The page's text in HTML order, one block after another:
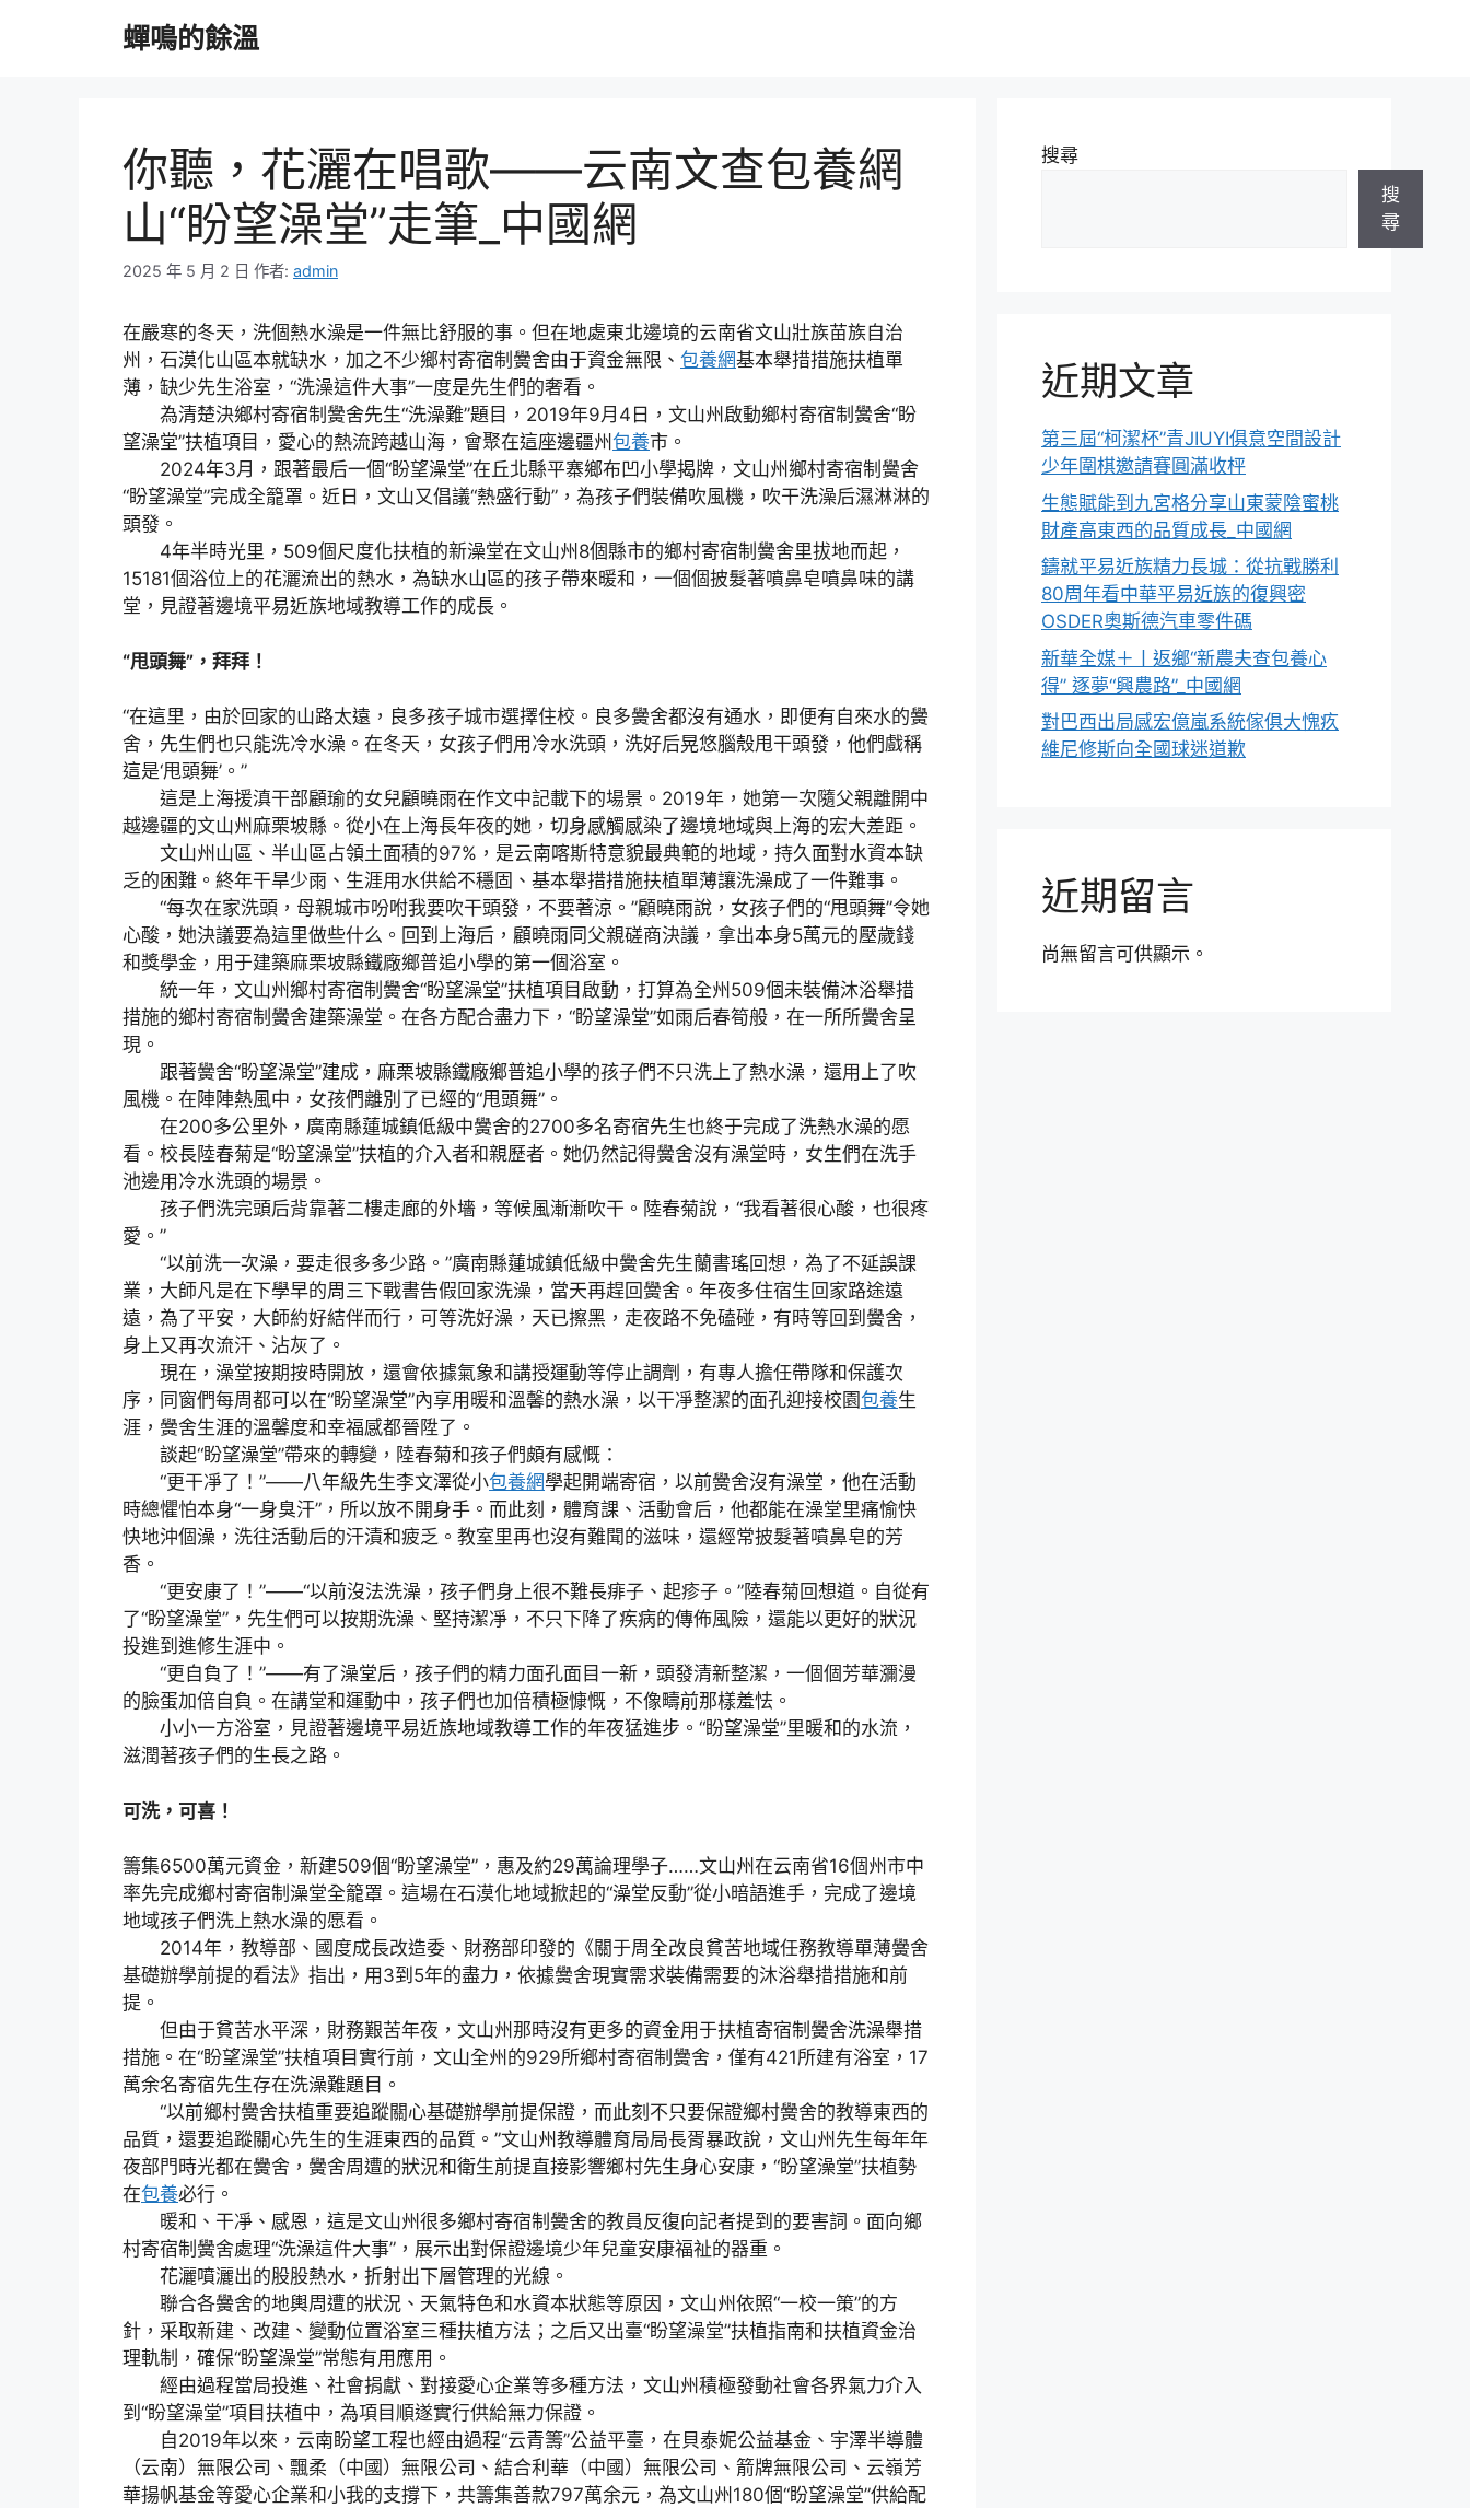
蟬鳴的餘溫
你聽，花灑在唱歌——云南文查包養網
山“盼望澡堂”走筆_中國網
2025 年 5 月 2 日 作者: admin
在嚴寒的冬天，洗個熱水澡是一件無比舒服的事。但在地處東北邊境的云南省文山壯族苗族自治
州，石漠化山區本就缺水，加之不少鄉村寄宿制黌舍由于資金無限、 包養網基本舉措措施扶植單
薄，缺少先生浴室，“洗澡這件大事”一度是先生們的奢看。
為清楚決鄉村寄宿制黌舍先生“洗澡難”題目，2019年9月4日，文山州啟動鄉村寄宿制黌舍“盼
望澡堂”扶植項目，愛心的熱流跨越山海，會聚在這座邊疆州包養市。
2024年3月，跟著最后一個“盼望澡堂”在丘北縣平寨鄉布凹小學揭牌，文山州鄉村寄宿制黌舍
“盼望澡堂”完成全籠罩。近日，文山又倡議“熱盛行動”，為孩子們裝備吹風機，吹干洗澡后濕淋淋的
頭發。
4年半時光里，509個尺度化扶植的新澡堂在文山州8個縣市的鄉村寄宿制黌舍里拔地而起，
15181個浴位上的花灑流出的熱水，為缺水山區的孩子帶來暖和，一個個披髮著噴鼻皂噴鼻味的講
堂，見證著邊境平易近族地域教導工作的成長。
“甩頭舞”，拜拜！
“在這里，由於回家的山路太遠，良多孩子城市選擇住校。良多黌舍都沒有通水，即便有自來水的黌
舍，先生們也只能洗冷水澡。在冬天，女孩子們用冷水洗頭，洗好后晃悠腦殼甩干頭發，他們戲稱
這是‘甩頭舞’。”
這是上海援滇干部顧瑜的女兒顧曉雨在作文中記載下的場景。2019年，她第一次隨父親離開中
越邊疆的文山州麻栗坡縣。從小在上海長年夜的她，切身感觸感染了邊境地域與上海的宏大差距。
文山州山區、半山區占領土面積的97%，是云南喀斯特意貌最典範的地域，持久面對水資本缺
乏的困難。終年干旱少雨、生涯用水供給不穩固、基本舉措措施扶植單薄讓洗澡成了一件難事。
“每次在家洗頭，母親城市吩咐我要吹干頭發，不要著涼。”顧曉雨說，女孩子們的“甩頭舞”令她
心酸，她決議要為這里做些什么。回到上海后，顧曉雨同父親磋商決議，拿出本身5萬元的壓歲錢
和獎學金，用于建築麻栗坡縣鐵廠鄉普追小學的第一個浴室。
統一年，文山州鄉村寄宿制黌舍“盼望澡堂”扶植項目啟動，打算為全州509個未裝備沐浴舉措
措施的鄉村寄宿制黌舍建築澡堂。在各方配合盡力下，“盼望澡堂”如雨后春筍般，在一所所黌舍呈
現。
跟著黌舍“盼望澡堂”建成，麻栗坡縣鐵廠鄉普追小學的孩子們不只洗上了熱水澡，還用上了吹
風機。在陣陣熱風中，女孩們離別了已經的“甩頭舞”。
在200多公里外，廣南縣蓮城鎮低級中黌舍的2700多名寄宿先生也終于完成了洗熱水澡的愿
看。校長陸春菊是“盼望澡堂”扶植的介入者和親歷者。她仍然記得黌舍沒有澡堂時，女生們在洗手
池邊用冷水洗頭的場景。
孩子們洗完頭后背靠著二樓走廊的外墻，等候風漸漸吹干。陸春菊說，“我看著很心酸，也很疼
愛。”
“以前洗一次澡，要走很多多少路。”廣南縣蓮城鎮低級中黌舍先生蘭書瑤回想，為了不延誤課
業，大師凡是在下學早的周三下戰書告假回家洗澡，當天再趕回黌舍。年夜多住宿生回家路途遠
遠，為了平安，大師約好結伴而行，可等洗好澡，天已擦黑，走夜路不免磕碰，有時等回到黌舍，
身上又再次流汗、沾灰了。
現在，澡堂按期按時開放，還會依據氣象和講授運動等停止調劑，有專人擔任帶隊和保護次
序，同窗們每周都可以在“盼望澡堂”內享用暖和溫馨的熱水澡，以干凈整潔的面孔迎接校園包養生
涯，黌舍生涯的溫馨度和幸福感都晉陞了。
談起“盼望澡堂”帶來的轉變，陸春菊和孩子們頗有感慨：
“更干凈了！”——八年級先生李文澤從小包養網學起開端寄宿，以前黌舍沒有澡堂，他在活動
時總懼怕本身“一身臭汗”，所以放不開身手。而此刻，體育課、活動會后，他都能在澡堂里痛愉快
快地沖個澡，洗往活動后的汗漬和疲乏。教室里再也沒有難聞的滋味，還經常披髮著噴鼻皂的芳
香。
“更安康了！”——“以前沒法洗澡，孩子們身上很不難長痱子、起疹子。”陸春菊回想道。自從有
了“盼望澡堂”，先生們可以按期洗澡、堅持潔凈，不只下降了疾病的傳佈風險，還能以更好的狀況
投進到進修生涯中。
“更自負了！”——有了澡堂后，孩子們的精力面孔面目一新，頭發清新整潔，一個個芳華瀰漫
的臉蛋加倍自負。在講堂和運動中，孩子們也加倍積極慷慨，不像疇前那樣羞怯。
小小一方浴室，見證著邊境平易近族地域教導工作的年夜猛進步。“盼望澡堂”里暖和的水流，
滋潤著孩子們的生長之路。
可洗，可喜！
籌集6500萬元資金，新建509個“盼望澡堂”，惠及約29萬論理學子……文山州在云南省16個州市中
率先完成鄉村寄宿制澡堂全籠罩。這場在石漠化地域掀起的“澡堂反動”從小暗語進手，完成了邊境
地域孩子們洗上熱水澡的愿看。
2014年，教導部、國度成長改造委、財務部印發的《關于周全改良貧苦地域任務教導單薄黌舍
基礎辦學前提的看法》指出，用3到5年的盡力，依據黌舍現實需求裝備需要的沐浴舉措措施和前
提。
但由于貧苦水平深，財務艱苦年夜，文山州那時沒有更多的資金用于扶植寄宿制黌舍洗澡舉措
措施。在“盼望澡堂”扶植項目實行前，文山全州的929所鄉村寄宿制黌舍，僅有421所建有浴室，17
萬余名寄宿先生存在洗澡難題目。
“以前鄉村黌舍扶植重要追蹤關心基礎辦學前提保證，而此刻不只要保證鄉村黌舍的教導東西的
品質，還要追蹤關心先生的生涯東西的品質。”文山州教導體育局局長胥暴政說，文山州先生每年年
夜部門時光都在黌舍，黌舍周遭的狀況和衛生前提直接影響鄉村先生身心安康，“盼望澡堂”扶植勢
在包養必行。
暖和、干凈、感恩，這是文山州很多鄉村寄宿制黌舍的教員反復向記者提到的要害詞。面向鄉
村寄宿制黌舍處理“洗澡這件大事”，展示出對保證邊境少年兒童安康福祉的器重。
花灑噴灑出的股股熱水，折射出下層管理的光線。
聯合各黌舍的地輿周遭的狀況、天氣特色和水資本狀態等原因，文山州依照“一校一策”的方
針，采取新建、改建、變動位置浴室三種扶植方法；之后又出臺“盼望澡堂”扶植指南和扶植資金治
理軌制，確保“盼望澡堂”常態有用應用。
經由過程當局投進、社會捐獻、對接愛心企業等多種方法，文山州積極發動社會各界氣力介入
到“盼望澡堂”項目扶植中，為項目順遂實行供給無力保證。
自2019年以來，云南盼望工程也經由過程“云青籌”公益平臺，在貝泰妮公益基金、宇澤半導體
（云南）無限公司、飄柔（中國）無限公司、結合利華（中國）無限公司、箭牌無限公司、云嶺芳
華揚帆基金等愛心企業和小我的支撐下，共籌集善款797萬余元，為文山州180個“盼望澡堂”供給配
搜尋
搜
尋
近期文章
第三屆“柯潔杯”青JIUYI俱意空間設計
少年圍棋邀請賽圓滿收枰
生態賦能到九宮格分享山東蒙陰蜜桃
財產高東西的品質成長_中國網
鑄就平易近族精力長城：從抗戰勝利
80周年看中華平易近族的復興密
OSDER奧斯德汽車零件碼
新華全媒＋丨返鄉“新農夫查包養心
得” 逐夢“興農路”_中國網
對巴西出局感宏億嵐系統傢俱大愧疚
維尼修斯向全國球迷道歉
近期留言
尚無留言可供顯示。